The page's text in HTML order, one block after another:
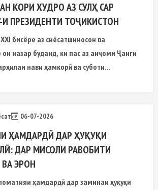
КОРИ ХУДРО АЗ СУЛҲ САР
ПРЕЗИДЕНТИ ТОҶИКИСТОН
бисёре аз сиёсатшиносон ва
он назар буданд, ки пас аз анҷоми Ҷанги
нави ҳамкорӣ ва суботи
06-07-2026
ҲАМДАРДӢ ДАР ҲУҚУҚИ
ДАР МИСОЛИ РАВОБИТИ
ЭРОН
ҳамдардӣ дар заминаи ҳуқуқи